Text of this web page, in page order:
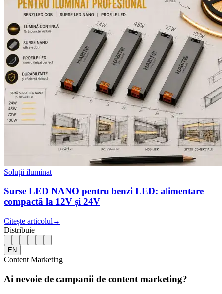
Soluții iluminat
Surse LED NANO pentru benzi LED: alimentare
compactă la 12V și 24V
Citește articolul →
Distribuie
EN
Content Marketing
Ai nevoie de campanii de content marketing?